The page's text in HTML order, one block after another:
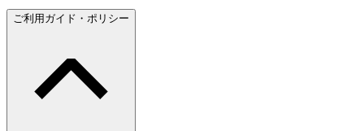
ご利用ガイド・ポリシー